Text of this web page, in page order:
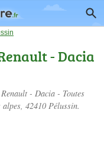
- Dacia
- Dacia - Toutes
alpes, 42410 Pélussin.